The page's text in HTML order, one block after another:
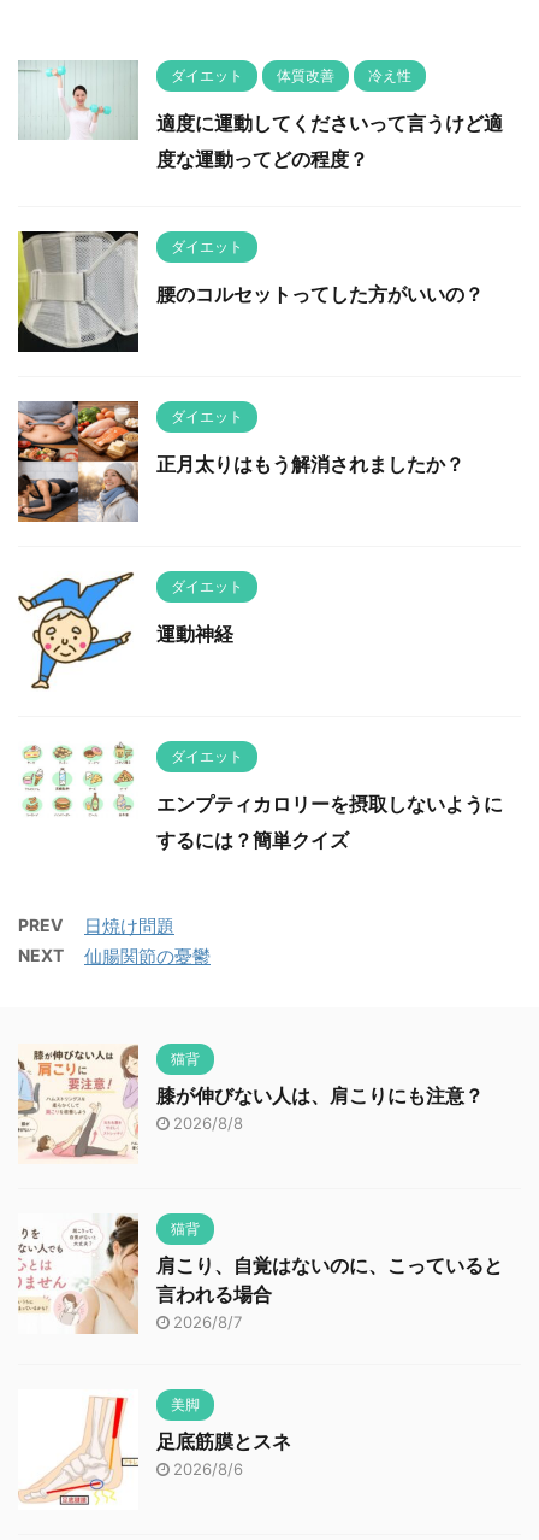
ダイエット 体質改善 冷え性
適度に運動してくださいって言うけど適
度な運動ってどの程度？
ダイエット
腰のコルセットってした方がいいの？
ダイエット
正月太りはもう解消されましたか？
ダイエット
運動神経
ダイエット
エンプティカロリーを摂取しないように
するには？簡単クイズ
PREV 日焼け問題
NEXT 仙腸関節の憂鬱
猫背
膝が伸びない人は、肩こりにも注意？
2026/8/8
猫背
肩こり、自覚はないのに、こっていると
言われる場合
2026/8/7
美脚
足底筋膜とスネ
2026/8/6